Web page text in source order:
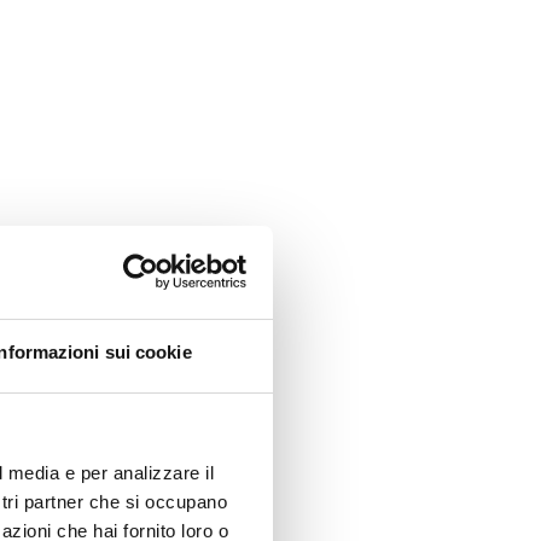
sui cookie
e per analizzare il
partner che si occupano
che hai fornito loro o